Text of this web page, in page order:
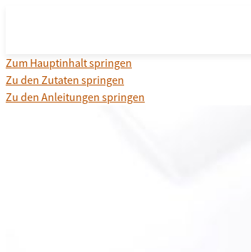
Zum Hauptinhalt springen
Zu den Zutaten springen
Zu den Anleitungen springen